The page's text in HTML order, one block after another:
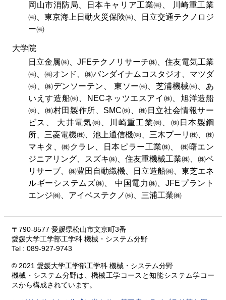
岡山市消防局、日本キャリア工業㈱、 川崎重工業
㈱、東京海上日動火災保険㈱、日立交通テクノロジ
ー㈱
大学院
日立金属㈱、JFEテクノリサーチ㈱、住友電気工業
㈱、㈱オンド、㈱バンダイナムコスタジオ、マツダ
㈱、㈱デンソーテン、 東ソー㈱、芝浦機械㈱、あ
いえす造船㈱、NECネッツエスアイ㈱、旭洋造船
㈱、㈱村田製作所、SMC㈱、㈱日立社会情報サー
ビス、 大井電気㈱、川崎重工業㈱、㈱日本製鋼
所、三菱電機㈱、池上通信機㈱、三木プーリ㈱、㈱
マキタ、㈱クラレ、日本ピラー工業㈱、 ㈱曙エン
ジニアリング、スズキ㈱、住友重機械工業㈱、㈱ベ
リサーブ、㈱豊田自動織機、日立造船㈱、東芝エネ
ルギーシステムズ㈱、 中国電力㈱、JFEプラント
エンジ㈱、アイベステクノ㈱、三浦工業㈱
〒790-8577 愛媛県松山市文京町3番
愛媛大学工学部工学科 機械・システム分野
Tel : 089-927-9743
© 2021 愛媛大学工学部工学科 機械・システム分野
機械・システム分野は、機械工学コースと知能システム学コー
スから構成されています。